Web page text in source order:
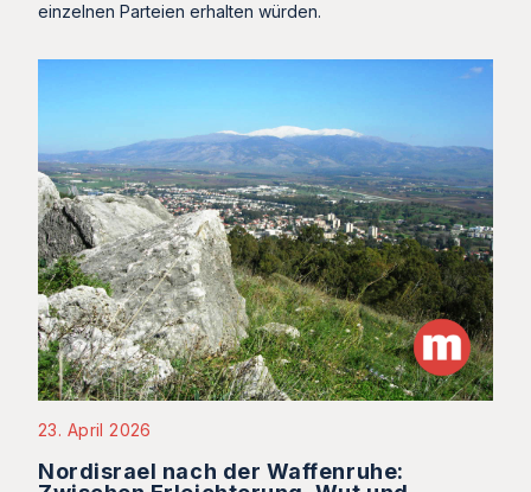
einzelnen Parteien erhalten würden.
23. April 2026
Nordisrael nach der Waffenruhe: